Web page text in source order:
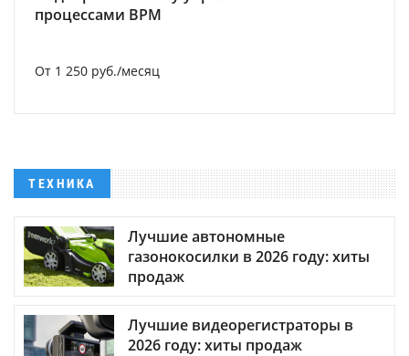
процессами BPM
От 1 250 руб./месяц
ТЕХНИКА
Лучшие автономные
газонокосилки в 2026 году: хиты
продаж
Лучшие видеорегистраторы в
2026 году: хиты продаж